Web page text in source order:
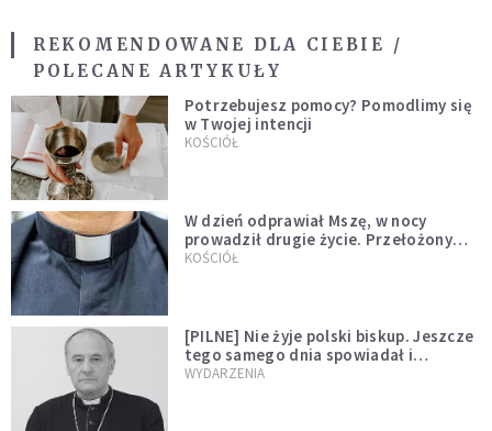
REKOMENDOWANE DLA CIEBIE /
POLECANE ARTYKUŁY
Potrzebujesz pomocy? Pomodlimy się
w Twojej intencji
KOŚCIÓŁ
W dzień odprawiał Mszę, w nocy
prowadził drugie życie. Przełożony
kazał mu opuścić zakon
KOŚCIÓŁ
[PILNE] Nie żyje polski biskup. Jeszcze
tego samego dnia spowiadał i
sprawował Mszę świętą
WYDARZENIA